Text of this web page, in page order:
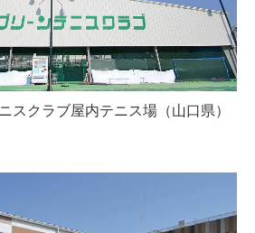
スクラブ屋内テニス場（山口県）